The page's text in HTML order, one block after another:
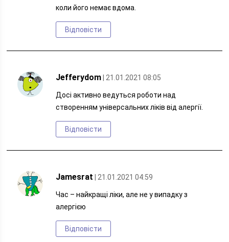
коли його немає вдома.
Відповісти
Jefferydom | 21.01.2021 08:05
Досі активно ведуться роботи над
створенням універсальних ліків від алергії.
Відповісти
Jamesrat | 21.01.2021 04:59
Час – найкращі ліки, але не у випадку з
алергією
Відповісти